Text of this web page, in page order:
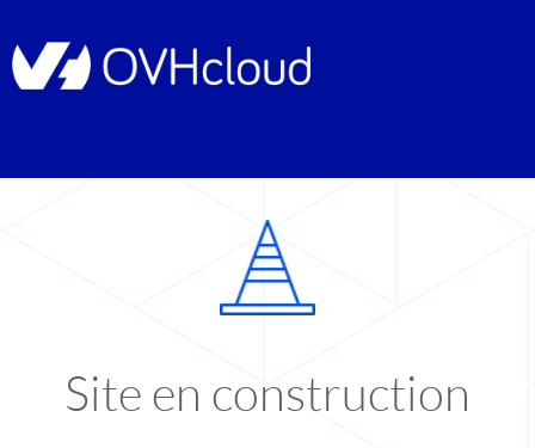
Site en construction